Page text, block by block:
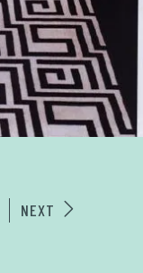
NEXT